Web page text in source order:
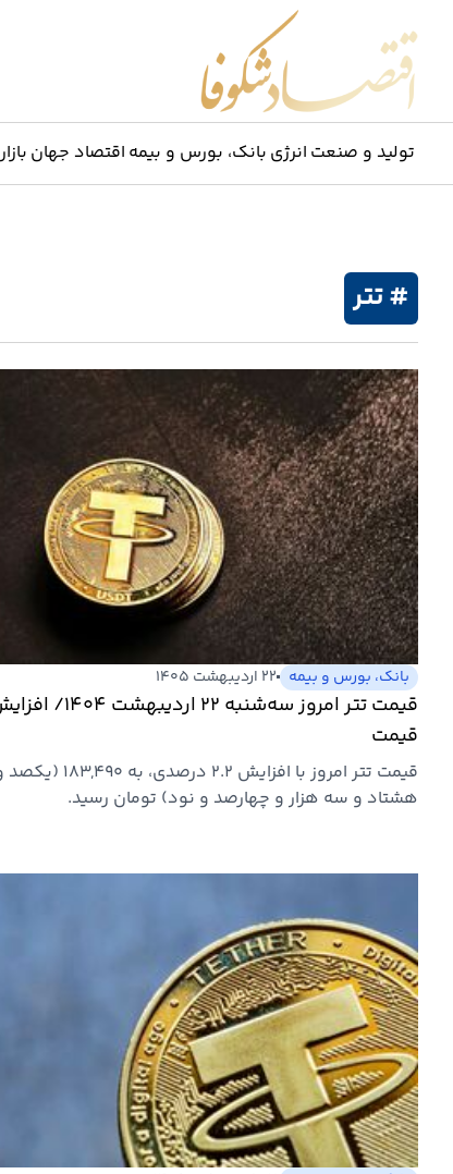
تولید و صنعت انرژی بانک، بورس و بیمه اقتصاد جهان
# تتر
بانک، بورس و بیمه ۲۲ اردیبهشت ۱۴۰۵
قیمت تتر امروز سه‌شنبه ۲۲ اردیبهشت
قیمت
قیمت تتر امروز با افزایش ۲.۲ درصدی، به
هشتاد و سه هزار و چهارصد و نود) تومان رسید.